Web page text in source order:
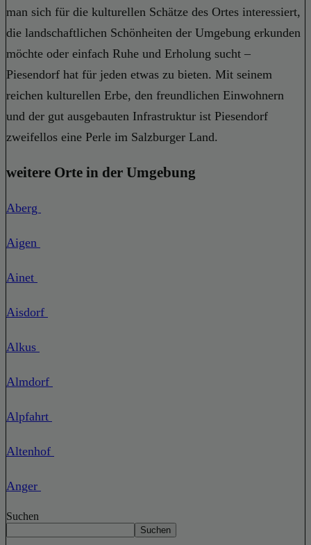
man sich für die kulturellen Schätze des Ortes interessiert,
die landschaftlichen Schönheiten der Umgebung erkunden
möchte oder einfach Ruhe und Erholung sucht –
Piesendorf hat für jeden etwas zu bieten. Mit seinem
reichen kulturellen Erbe, den freundlichen Einwohnern
und der gut ausgebauten Infrastruktur ist Piesendorf
zweifellos eine Perle im Salzburger Land.
weitere Orte in der Umgebung
Aberg
Aigen
Ainet
Aisdorf
Alkus
Almdorf
Alpfahrt
Altenhof
Anger
Suchen
Suchen